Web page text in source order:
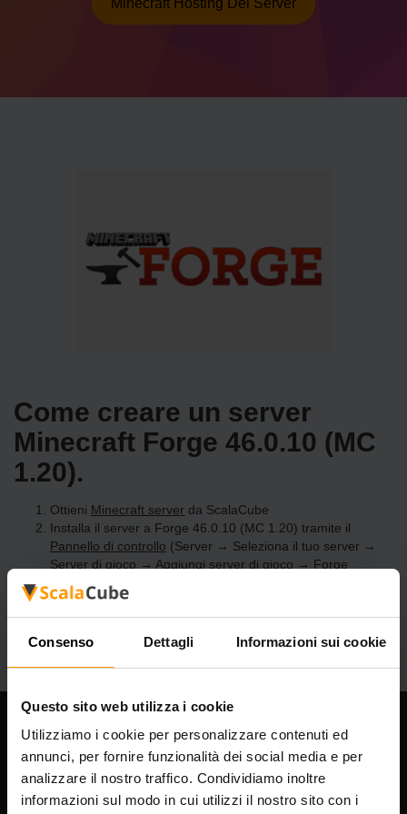
Consenso Dettagli Informazioni sui cookie
Questo sito web utilizza i cookie
Utilizziamo i cookie per personalizzare contenuti ed
annunci, per fornire funzionalità dei social media e per
analizzare il nostro traffico. Condividiamo inoltre
informazioni sul modo in cui utilizzi il nostro sito con i
Minecraft Hosting Del Server
Come creare un server
Minecraft Forge 46.0.10 (MC
1.20).
Ottieni Minecraft server da ScalaCube
Installa il server a Forge 46.0.10 (MC 1.20) tramite il
Pannello di controllo (Server → Seleziona il tuo server →
Server di gioco → Aggiungi server di gioco → Forge
46.0.10 (MC 1.20))
Divertiti a giocare sul server!
La nostra azienda